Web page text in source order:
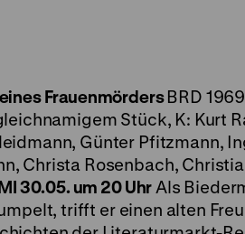
FrauenmördersBRD
Stück, K: Kurt
Günter Pfitzmann,
Christa Rosenbach,
30.05. um 20 Uhr Als
trifft er einen alten